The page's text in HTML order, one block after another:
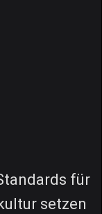
für
setzen